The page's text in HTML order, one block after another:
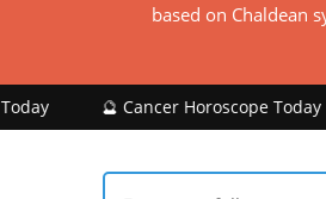
based on Chaldean
🔮 Cancer Horoscope Today 🔮